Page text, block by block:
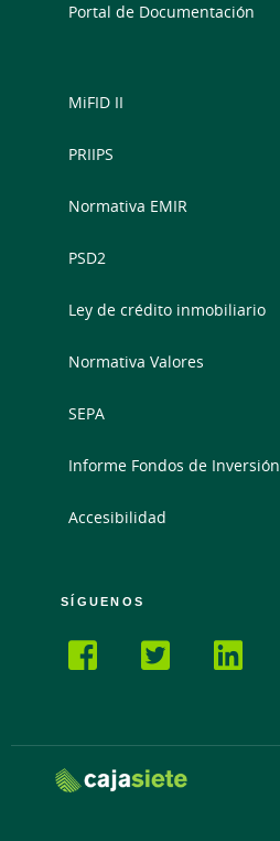
Portal de Documentación
MiFID II
PRIIPS
Normativa EMIR
PSD2
Ley de crédito inmobiliario
Normativa Valores
SEPA
Informe Fondos de Inversión
Accesibilidad
SÍGUENOS